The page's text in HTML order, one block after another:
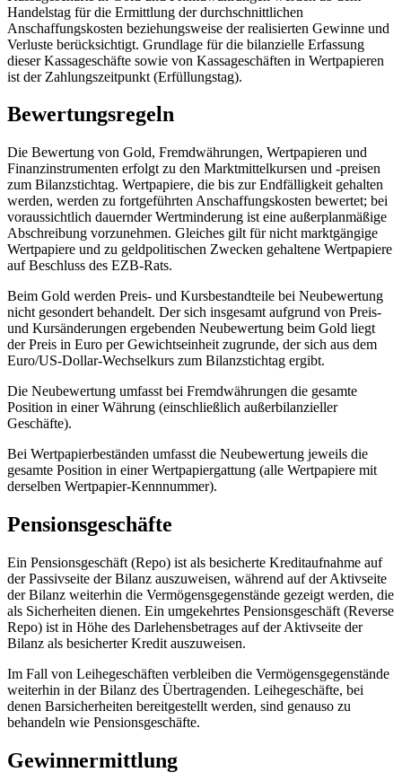
Handelstag für die Ermittlung der durchschnittlichen
Anschaffungskosten beziehungsweise der realisierten Gewinne und
Verluste berücksichtigt. Grundlage für die bilanzielle Erfassung
dieser Kassageschäfte sowie von Kassageschäften in Wertpapieren
ist der Zahlungszeitpunkt (Erfüllungstag).
Bewertungsregeln
Die Bewertung von Gold, Fremdwährungen, Wertpapieren und
Finanzinstrumenten erfolgt zu den Marktmittelkursen und -preisen
zum Bilanzstichtag. Wertpapiere, die bis zur Endfälligkeit gehalten
werden, werden zu fortgeführten Anschaffungskosten bewertet; bei
voraussichtlich dauernder Wertminderung ist eine außerplanmäßige
Abschreibung vorzunehmen. Gleiches gilt für nicht marktgängige
Wertpapiere und zu geldpolitischen Zwecken gehaltene Wertpapiere
auf Beschluss des EZB-Rats.
Beim Gold werden Preis- und Kursbestandteile bei Neubewertung
nicht gesondert behandelt. Der sich insgesamt aufgrund von Preis-
und Kursänderungen ergebenden Neubewertung beim Gold liegt
der Preis in Euro per Gewichtseinheit zugrunde, der sich aus dem
Euro/US‑Dollar-Wechselkurs zum Bilanzstichtag ergibt.
Die Neubewertung umfasst bei Fremdwährungen die gesamte
Position in einer Währung (einschließlich außerbilanzieller
Geschäfte).
Bei Wertpapierbeständen umfasst die Neubewertung jeweils die
gesamte Position in einer Wertpapiergattung (alle Wertpapiere mit
derselben Wertpapier-Kennnummer).
Pensionsgeschäfte
Ein Pensionsgeschäft (Repo) ist als besicherte Kreditaufnahme auf
der Passivseite der Bilanz auszuweisen, während auf der Aktivseite
der Bilanz weiterhin die Vermögensgegenstände gezeigt werden, die
als Sicherheiten dienen. Ein umgekehrtes Pensionsgeschäft (Reverse
Repo) ist in Höhe des Darlehensbetrages auf der Aktivseite der
Bilanz als besicherter Kredit auszuweisen.
Im Fall von Leihegeschäften verbleiben die Vermögensgegenstände
weiterhin in der Bilanz des Übertragenden. Leihegeschäfte, bei
denen Barsicherheiten bereitgestellt werden, sind genauso zu
behandeln wie Pensionsgeschäfte.
Gewinnermittlung